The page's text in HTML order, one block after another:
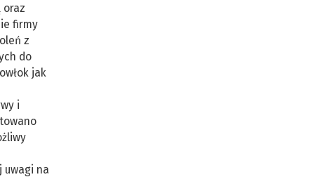
oraz
firmy
z
do
jak
i
uwagi na